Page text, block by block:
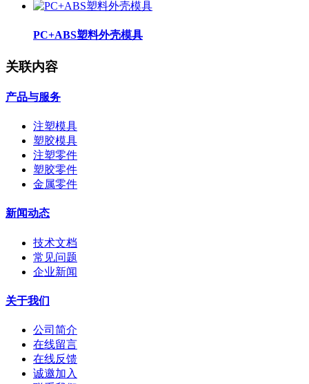
PC+ABS塑料外壳模具
关联内容
产品与服务
注塑模具
塑胶模具
注塑零件
塑胶零件
金属零件
新闻动态
技术文档
常见问题
企业新闻
关于我们
公司简介
在线留言
在线反馈
诚邀加入